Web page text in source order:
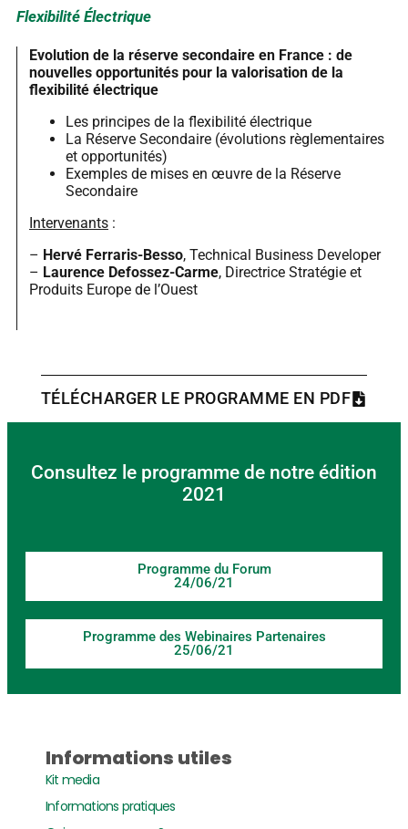
Flexibilité Électrique
Evolution de la réserve secondaire en France : de
nouvelles opportunités pour la valorisation de la
flexibilité électrique
Les principes de la flexibilité électrique
La Réserve Secondaire (évolutions règlementaires
et opportunités)
Exemples de mises en œuvre de la Réserve
Secondaire
Intervenants :
– Hervé Ferraris-Besso, Technical Business Developer
– Laurence Defossez-Carme, Directrice Stratégie et
Produits Europe de l’Ouest
TÉLÉCHARGER LE PROGRAMME EN PDF
Consultez le programme de notre édition
2021
Programme du Forum
24/06/21
Programme des Webinaires Partenaires
25/06/21
Informations utiles
Kit media
Informations pratiques